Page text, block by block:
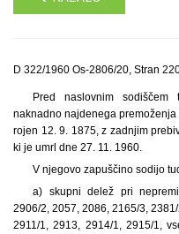
D 322/1960 Os-2806/20, Stran
Pred naslovnim
naknadno najdenega
rojen 12. 9. 1875, z zadnjim
ki je umrl dne 27. 11. 1960.
V njegovo zapuščino sodijo
a) skupni delež pri
2906/2, 2057, 2086, 2165/3,
2911/1, 2913, 2914/1, 2915/1,